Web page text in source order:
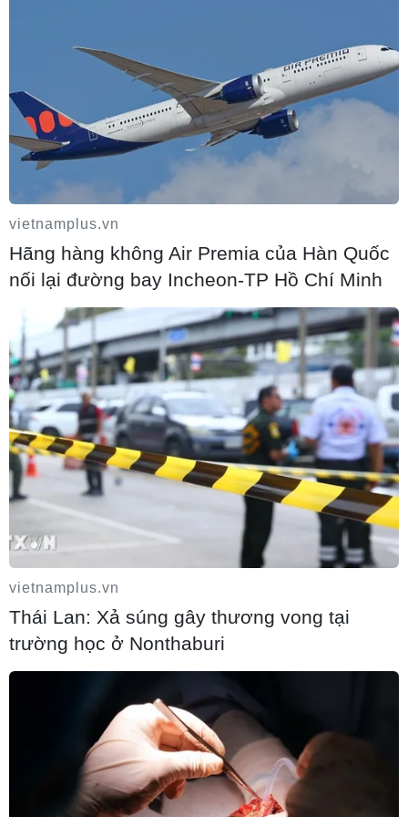
vietnamplus.vn
Hãng hàng không Air Premia của Hàn Quốc
nối lại đường bay Incheon-TP Hồ Chí Minh
vietnamplus.vn
Thái Lan: Xả súng gây thương vong tại
trường học ở Nonthaburi